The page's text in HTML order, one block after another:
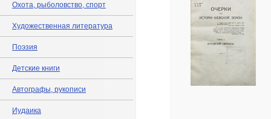
Охота, рыболовство, спорт
Художественная литература
Поэзия
Детские книги
Автографы, рукописи
Иудаика